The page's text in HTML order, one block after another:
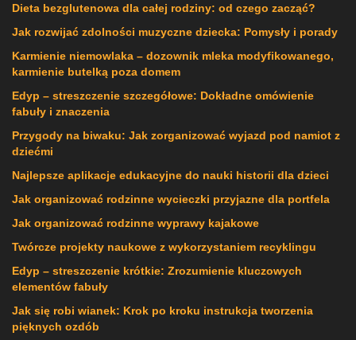
Dieta bezglutenowa dla całej rodziny: od czego zacząć?
Jak rozwijać zdolności muzyczne dziecka: Pomysły i porady
Karmienie niemowlaka – dozownik mleka modyfikowanego,
karmienie butelką poza domem
Edyp – streszczenie szczegółowe: Dokładne omówienie
fabuły i znaczenia
Przygody na biwaku: Jak zorganizować wyjazd pod namiot z
dziećmi
Najlepsze aplikacje edukacyjne do nauki historii dla dzieci
Jak organizować rodzinne wycieczki przyjazne dla portfela
Jak organizować rodzinne wyprawy kajakowe
Twórcze projekty naukowe z wykorzystaniem recyklingu
Edyp – streszczenie krótkie: Zrozumienie kluczowych
elementów fabuły
Jak się robi wianek: Krok po kroku instrukcja tworzenia
pięknych ozdób